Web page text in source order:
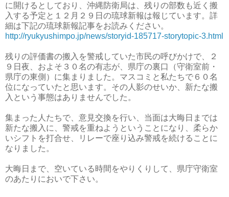
に開けるとしており、沖縄防衛局は、残りの部数も近く搬
入する予定と１２月２９日の琉球新報は報じています。詳
細は下記の琉球新報記事をお読みください。
http://ryukyushimpo.jp/news/storyid-185717-storytopic-3.html
残りの評価書の搬入を警戒していた市民の呼びかけで、２
９日夜、およそ３０名の有志が、県庁の裏口（守衛室前・
県庁の東側）に集まりました。マスコミと私たちで６０名
位になっていたと思います。その人影のせいか、新たな搬
入という事態はありませんでした。
集まった人たちで、意見交換を行い、当面は大晦日までは
新たな搬入に、警戒を重ねようということになり、柔らか
いシフトを打合せ、リレーで座り込み警戒を続けることに
なりました。
大晦日まで、空いている時間をやりくりして、県庁守衛室
のあたりにおいで下さい。